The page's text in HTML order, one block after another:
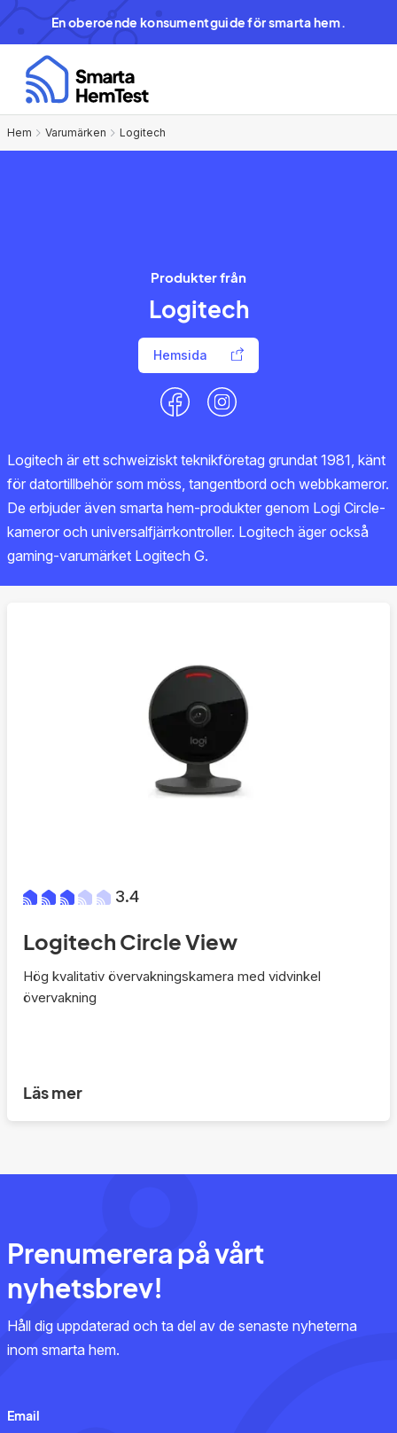
En oberoende konsumentguide för smarta hem.
Hem Varumärken Logitech
Produkter från
Logitech
Hemsida
Logitech är ett schweiziskt teknikföretag grundat 1981, känt
för datortillbehör som möss, tangentbord och webbkameror.
De erbjuder även smarta hem-produkter genom Logi Circle-
kameror och universalfjärrkontroller. Logitech äger också
gaming-varumärket Logitech G.
3.4
Logitech Circle View
Hög kvalitativ övervakningskamera med vidvinkel
övervakning
Läs mer
Prenumerera på vårt
nyhetsbrev!
Håll dig uppdaterad och ta del av de senaste nyheterna
inom smarta hem.
Email